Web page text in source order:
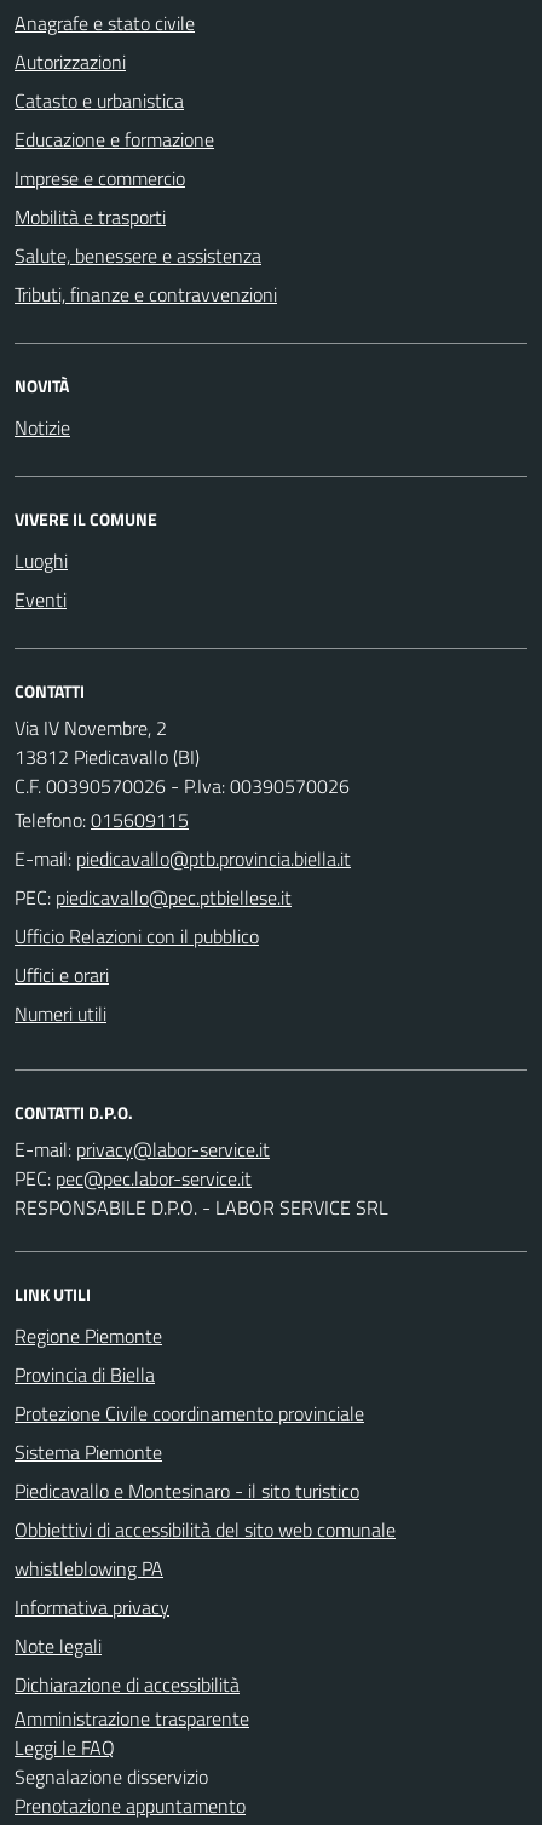
Anagrafe e stato civile
Autorizzazioni
Catasto e urbanistica
Educazione e formazione
Imprese e commercio
Mobilità e trasporti
Salute, benessere e assistenza
Tributi, finanze e contravvenzioni
NOVITÀ
Notizie
VIVERE IL COMUNE
Luoghi
Eventi
CONTATTI
Via IV Novembre, 2
13812 Piedicavallo (BI)
C.F. 00390570026 - P.Iva: 00390570026
Telefono:015609115
E-mail:
PEC:
Ufficio Relazioni con il pubblico
Uffici e orari
Numeri utili
CONTATTI D.P.O.
E-mail:
PEC:
RESPONSABILE D.P.O. - LABOR SERVICE SRL
LINK UTILI
Regione Piemonte
Provincia di Biella
Protezione Civile coordinamento provinciale
Sistema Piemonte
Piedicavallo e Montesinaro - il sito turistico
Obbiettivi di accessibilità del sito web comunale
whistleblowing PA
Informativa privacy
Note legali
Dichiarazione di accessibilità
Amministrazione trasparente
Leggi le FAQ
Segnalazione disservizio
Prenotazione appuntamento